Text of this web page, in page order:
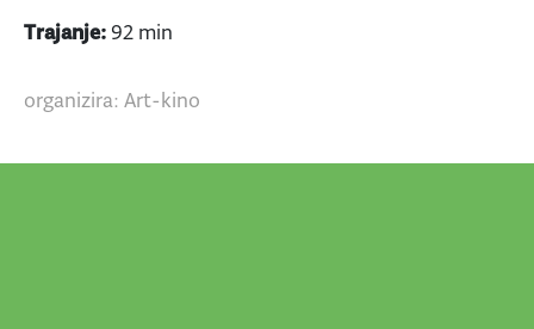
Trajanje: 92 min
organizira: Art-kino